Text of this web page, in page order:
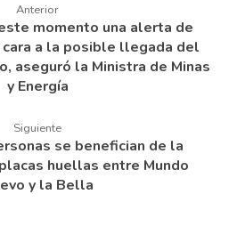
Anterior
momento una alerta de
cara a la posible llegada del
aseguró la Ministra de Minas
y Energía
Siguiente
se benefician de la
huellas entre Mundo
y la Bella